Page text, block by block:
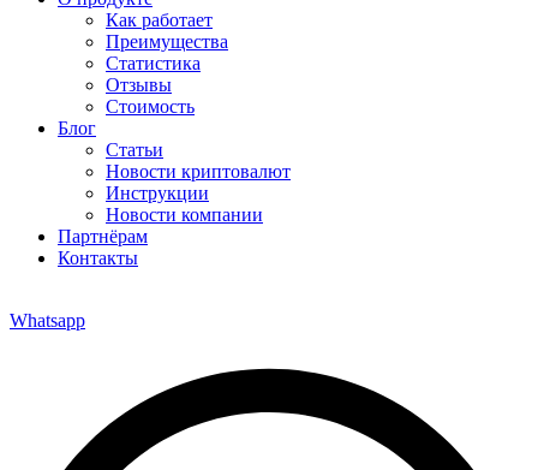
Как работает
Преимущества
Статистика
Отзывы
Стоимость
Блог
Статьи
Новости криптовалют
Инструкции
Новости компании
Партнёрам
Контакты
Whatsapp